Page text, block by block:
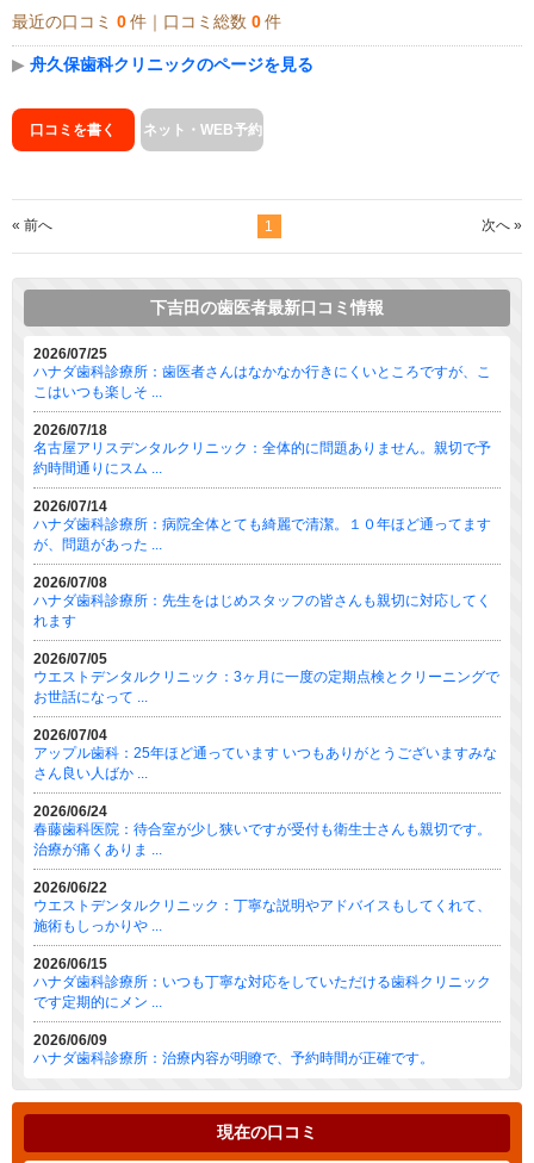
最近の口コミ 0 件｜口コミ総数 0 件
▶ 舟久保歯科クリニックのページを見る
口コミを書く ネット・WEB予約
« 前へ 1 次へ »
下吉田の歯医者最新口コミ情報
2026/07/25
ハナダ歯科診療所：歯医者さんはなかなか行きにくいところですが、こ
こはいつも楽しそ ...
2026/07/18
名古屋アリスデンタルクリニック：全体的に問題ありません。親切で予
約時間通りにスム ...
2026/07/14
ハナダ歯科診療所：病院全体とても綺麗で清潔。１０年ほど通ってます
が、問題があった ...
2026/07/08
ハナダ歯科診療所：先生をはじめスタッフの皆さんも親切に対応してく
れます
2026/07/05
ウエストデンタルクリニック：3ヶ月に一度の定期点検とクリーニングで
お世話になって ...
2026/07/04
アップル歯科：25年ほど通っています いつもありがとうございますみな
さん良い人ばか ...
2026/06/24
春藤歯科医院：待合室が少し狭いですが受付も衛生士さんも親切です。
治療が痛くありま ...
2026/06/22
ウエストデンタルクリニック：丁寧な説明やアドバイスもしてくれて、
施術もしっかりや ...
2026/06/15
ハナダ歯科診療所：いつも丁寧な対応をしていただける歯科クリニック
です定期的にメン ...
2026/06/09
ハナダ歯科診療所：治療内容が明瞭で、予約時間が正確です。
現在の口コミ